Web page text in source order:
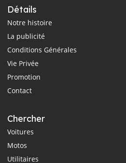
Détails
Notre histoire
La publicité
Conditions Générales
Vie Privée
Promotion
Contact
Chercher
Voitures
Motos
Utilitaires